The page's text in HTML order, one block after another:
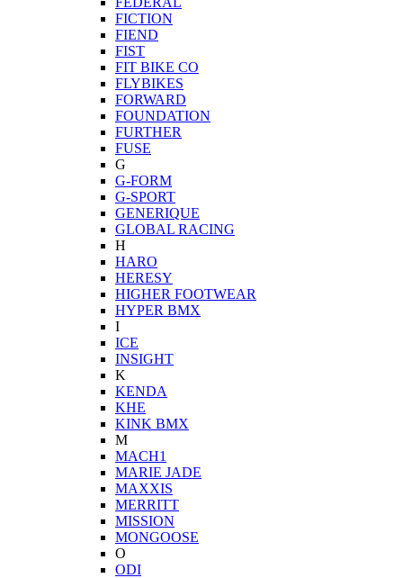
FICTION
FIEND
FIST
FIT BIKE CO
FLYBIKES
FORWARD
FOUNDATION
FURTHER
FUSE
G
G-FORM
G-SPORT
GENERIQUE
GLOBAL RACING
H
HARO
HERESY
HIGHER FOOTWEAR
HYPER BMX
I
ICE
INSIGHT
K
KENDA
KHE
KINK BMX
M
MACH1
MARIE JADE
MAXXIS
MERRITT
MISSION
MONGOOSE
O
ODI